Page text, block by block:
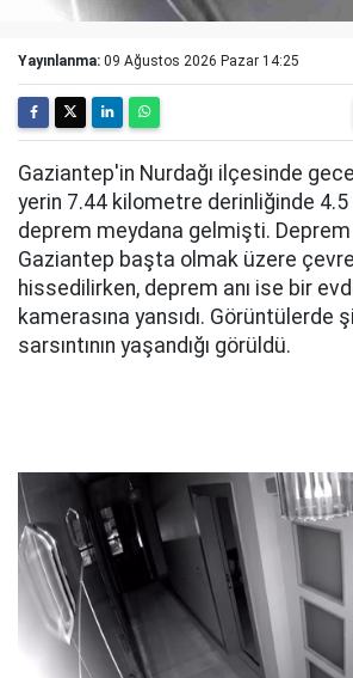
Yayınlanma: 09 Ağustos 2026 Pazar 14:25
Gaziantep'in Nurdağı ilçesinde
yerin 7.44 kilometre derinliğinde
deprem meydana gelmişti.
Gaziantep başta olmak üzere
hissedilirken, deprem anı ise bir
kamerasına yansıdı. Görüntülerde
sarsıntının yaşandığı görüldü.